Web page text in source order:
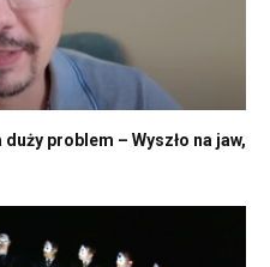
problem – Wyszło na jaw,